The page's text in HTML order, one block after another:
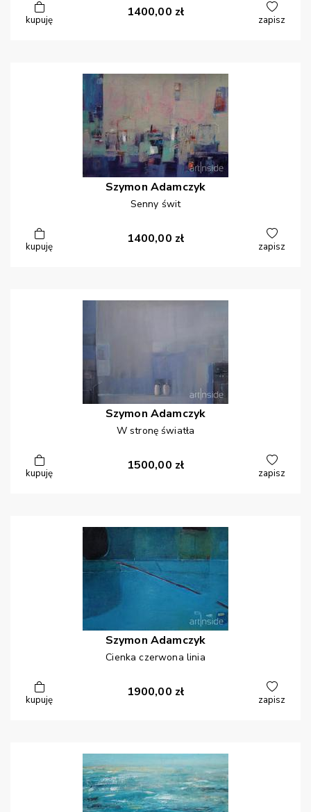
kupuję
1400,00 zł
zapisz
Szymon Adamczyk
Senny świt
kupuję
1400,00 zł
zapisz
Szymon Adamczyk
W stronę światła
kupuję
1500,00 zł
zapisz
Szymon Adamczyk
Cienka czerwona linia
kupuję
1900,00 zł
zapisz